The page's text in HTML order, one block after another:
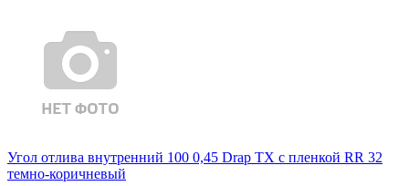
Угол отлива внутренний 100 0,45 Drap TX с пленкой RR 32
темно-коричневый